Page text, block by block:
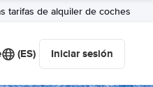
tarifas de alquiler de coches
(ES) Iniciar sesión